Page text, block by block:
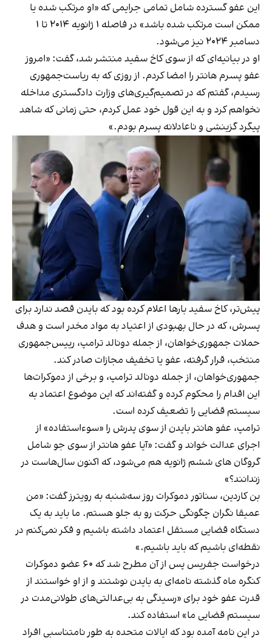
این عفو گسترده شامل تمامی جرایمی که «او مرتکب شده یا
ممکن است مرتکب شده باشد» در فاصله ۱ ژانویه ۲۰۱۴ تا ۱
دسامبر ۲۰۲۴ نیز می‌شود.
او در بیانیه‌ای که از سوی کاخ سفید منتشر شد، گفت: «امروز
عفو پسرم هانتر را امضا کردم. از روزی که به ریاست‌جمهوری
رسیدم، گفتم که در تصمیم‌گیری‌های وزارت دادگستری مداخله
نخواهم کرد و به این قول خود عمل کردم، حتی زمانی که شاهد
پیگرد گزینشی و ناعادلانه پسرم بودم.»
پیش‌تر، کاخ سفید بارها اعلام کرده بود که بایدن قصد ندارد برای
پسرش، که در حال بهبودی از اعتیاد به مواد مخدر است و هدف
حملات جمهوری‌خواهان، از جمله دونالد ترامپ، رییس‌جمهوری
منتخب، قرار گرفته، عفو یا تخفیف مجازات صادر کند.
جمهوری‌خواهان، از جمله دونالد ترامپ، و برخی از دموکرات‌ها
این اقدام را محکوم کرده و گفته‌اند که این موضوع اعتماد به
سیستم قضایی را تضعیف کرده است.
ترامپ، عفو هانتر بایدن از سوی پدرش را «سوء‌استفاده» از
اجرای عدالت خواند و گفت: «آیا عفو هانتر از سوی جو شامل
گروگان های ششم ژانویه هم می‌شود، که اکنون سال‌هاست در
زندانند؟»
بن کاردین، سناتور دموکرات روز سه‌شنبه به رویترز گفت: «من
عمیقا نگران چگونگی حرکت رو به جلو هستم. ما باید به یک
دستگاه قضایی مستقل اعتماد داشته باشیم و فکر نمی‌کنم در
نقطه‌ای باشیم که باید باشیم.»
درخواست جفریس پس از آن مطرح شد که ۶۰ عضو دموکرات
کنگره ماه گذشته نامه‌ای به بایدن نوشتند و از او خواستند از
قدرت عفو خود برای «رسیدگی به بی‌عدالتی‌های طولانی‌مدت در
سیستم قضایی ما» استفاده کند.
در این نامه آمده بود که ایالات متحده به طور نامتناسبی افراد